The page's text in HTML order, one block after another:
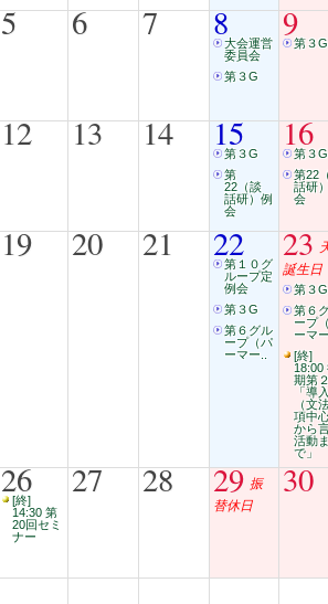
5 6 7 8大会運営
委員会
第３G
9第３G
12 13 14 15
第３G
第
22（談
話研）例
会
16
第３G
第22
話研
会
19 20 21 22
第１０グ
ループ定
例会
第３G
第６グル
ープ（パ
ーマー..
23
誕生日
第３G
第６
ープ
ーマ
[終]
18:00
期第
「導
（文
項中
から
活動
で」
26
[終]
14:30 第
20回セミ
ナー
27 28 29 振
替休日
30